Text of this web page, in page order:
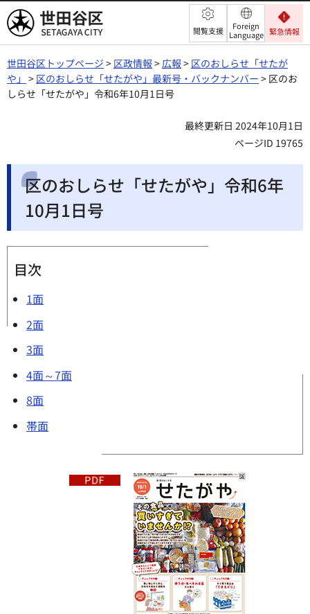
世田谷区 閲覧支援
Foreign
Language 緊急情報
世田谷区トップページ > 区政情報 >広報 > 区のおしらせ「せたが
や」 > 区のおしらせ「せたがや」最新号・バックナンバー > 区のお
しらせ「せたがや」令和6年10月1日号
最終更新日 2024年10月1日
ページID 19765
区のおしらせ「せたがや」令和6年
10月1日号
目次
1面
2面
3面
4面～7面
8面
帯面